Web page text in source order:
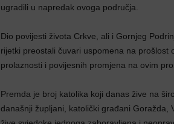
ugradili u napredak ovoga područja.
Dio povijesti života Crkve, ali i Gornjeg
rijetki preostali čuvari uspomena na prošlost
prolaznosti i povijesnih promjena na ovim
Premda je broj katolika koji danas žive na
današnji župljani, katolički građani Goražda,